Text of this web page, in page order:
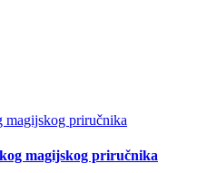
magijskog priručnika